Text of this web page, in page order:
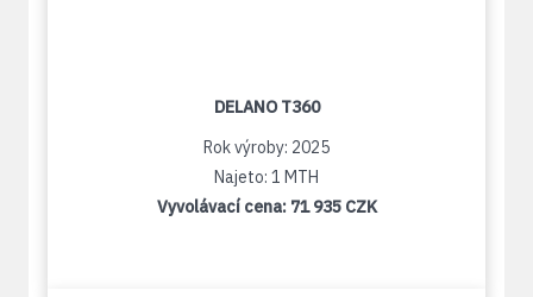
DELANO T360
Rok výroby: 2025
Najeto: 1 MTH
Vyvolávací cena: 71 935 CZK